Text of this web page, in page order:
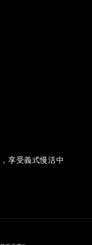
享受義式慢活中